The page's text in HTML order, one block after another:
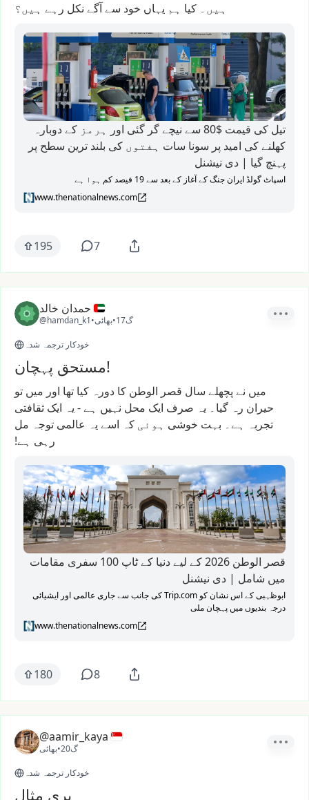
ہیں۔ کیا ہم یہاں خود سےآگے نکل رہے ہیں؟
تیل کی قیمت $80 سے نیچے گر گئی اور ہرمز کے دوبارہ
کھلنے کی امید پر سونا سات ہفتوں کی بلند ترین سطح پر
پہنچ گیا | دی نیشنل
اسپاٹ گولڈ ایران جنگ کے آغاز کے بعد سے 19 فیصد کم ہوا ہے​
www.thenationalnews.com
195 7
حمدان خالد
@hamdan_k1•بھائی• 17گ
خودکار ترجمہ شدہ
مستحق پہچان!
میں نے پچھلے سال قصر الوطن کا دورہ کیا تھا اور میں تو
حیران رہ گیا۔ یہ صرف ایک محل نہیں ہے- یہ ایک ثقافتی
تجربہ ہے۔ بہت خوشی ہوئی کہ اسے یہ عالمی توجہ مل
رہی ہے!
قصر الوطن 2026 کے لیے دنیا کے ٹاپ 100 سفری مقامات
میں شامل | دی نیشنل
ابوظہبی کے اس نشان کو Trip.com کی جانب سے جاری عالمی اور ایشیائی
درجہ بندیوں میں پہچان ملی
www.thenationalnews.com
180 8
@aamir_kaya
بھائی• 20گ
خودکار ترجمہ شدہ
بری مثال